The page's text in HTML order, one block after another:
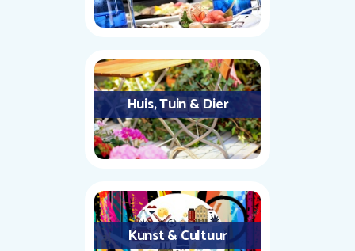
Huis, Tuin & Dier
Kunst & Cultuur